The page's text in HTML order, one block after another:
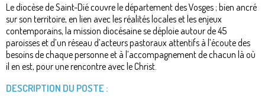
Le diocèse de Saint-Dié couvre le département des Vosges ; bien ancré
sur son territoire, en lien avec les réalités locales et les enjeux
contemporains, la mission diocésaine se déploie autour de 45
paroisses et d’un réseau d’acteurs pastoraux attentifs à l’écoute des
besoins de chaque personne et à l’accompagnement de chacun là où
il en est, pour une rencontre avec le Christ.
DESCRIPTION DU POSTE :